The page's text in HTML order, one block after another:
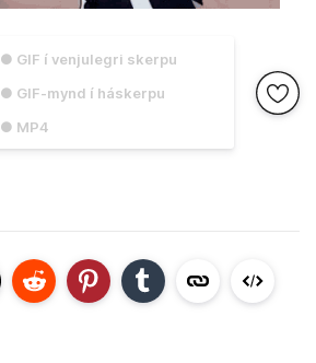
● GIF í venjulegri skerpu
● GIF-mynd í háskerpu
● MP4